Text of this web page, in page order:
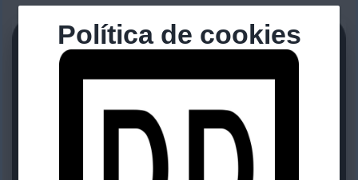
Política de cookies